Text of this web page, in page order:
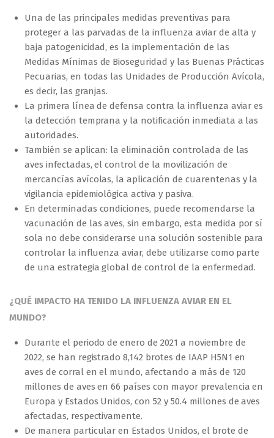
Una de las principales medidas preventivas para
proteger a las parvadas de la influenza aviar de alta y
baja patogenicidad, es la implementación de las
Medidas Mínimas de Bioseguridad y las Buenas Prácticas
Pecuarias, en todas las Unidades de Producción Avícola,
es decir, las granjas.
La primera línea de defensa contra la influenza aviar es
la detección temprana y la notificación inmediata a las
autoridades.
También se aplican: la eliminación controlada de las
aves infectadas, el control de la movilización de
mercancías avícolas, la aplicación de cuarentenas y la
vigilancia epidemiológica activa y pasiva.
En determinadas condiciones, puede recomendarse la
vacunación de las aves, sin embargo, esta medida por sí
sola no debe considerarse una solución sostenible para
controlar la influenza aviar, debe utilizarse como parte
de una estrategia global de control de la enfermedad.
¿QUÉ IMPACTO HA TENIDO LA INFLUENZA AVIAR EN EL
MUNDO?
Durante el periodo de enero de 2021 a noviembre de
2022, se han registrado 8,142 brotes de IAAP H5N1 en
aves de corral en el mundo, afectando a más de 120
millones de aves en 66 países con mayor prevalencia en
Europa y Estados Unidos, con 52 y 50.4 millones de aves
afectadas, respectivamente.
De manera particular en Estados Unidos, el brote de